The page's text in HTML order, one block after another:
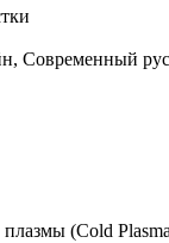
Современный
(Cold